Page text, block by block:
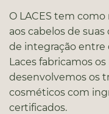
O LACES tem como
aos cabelos de
de integração entre
Laces fabricamos
desenvolvemos os
cosméticos com
certificados.